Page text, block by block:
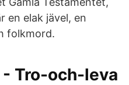
en elak jävel, en
folkmord.
Tro-och-leva